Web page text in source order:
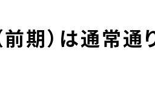
）は通常通